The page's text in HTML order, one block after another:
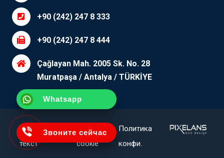
Whatsapp
Звоните сейчас
+90 (242) 247 8 333
+90 (242) 247 8 444
Çağlayan Mah. 2005 Sk. No. 28
Muratpaşa / Antalya / TÜRKİYE
Уточняющий
текст
П.И.Ф.
cookie
Политика
конфи.